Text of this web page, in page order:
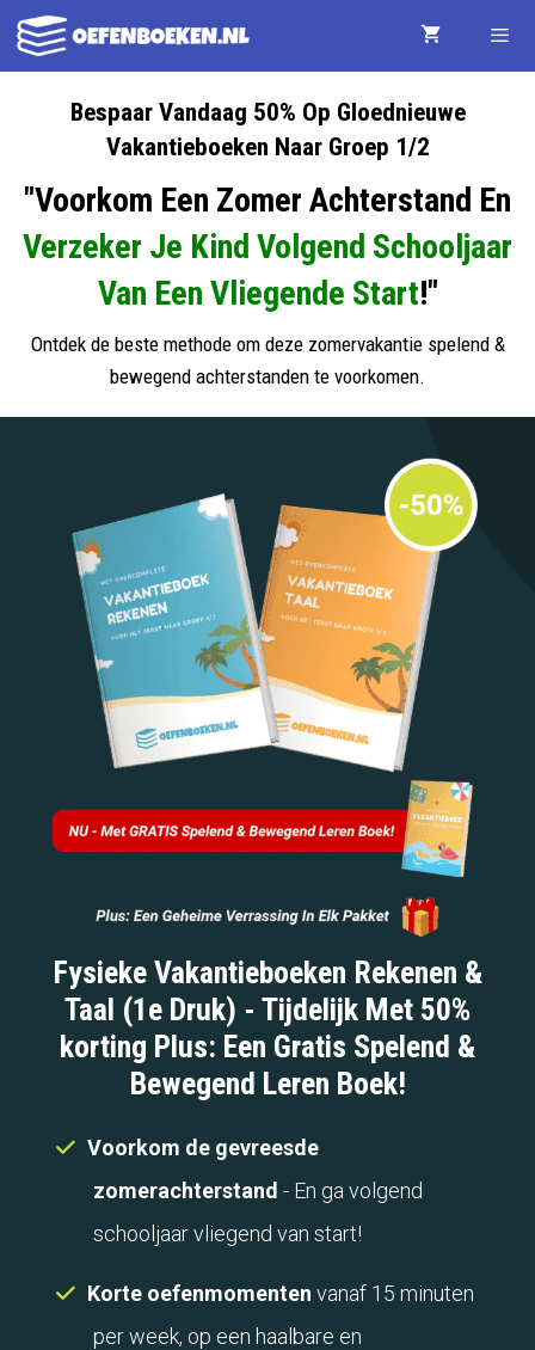
Ga
naar
Bespaar Vandaag 50% Op Gloednieuwe
Vakantieboeken Naar Groep 1/2
"Voorkom Een Zomer Achterstand En
Verzeker Je Kind Volgend Schooljaar
Van Een Vliegende Start!"
Ontdek de beste methode om deze zomervakantie spelend &
bewegend achterstanden te voorkomen.
Fysieke Vakantieboeken Rekenen &
Taal (1e Druk) - Tijdelijk Met 50%
korting Plus: Een Gratis Spelend &
Bewegend Leren Boek!
Voorkom de gevreesde
zomerachterstand - En ga volgend
schooljaar vliegend van start!
Korte oefenmomenten vanaf 15 minuten
per week, op een haalbare en